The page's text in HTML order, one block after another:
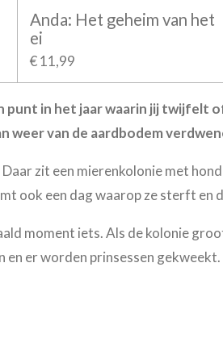
Anda: Het geheim van het
ei
€ 11,99
punt in het jaar waarin jij
weer van de aardbodem
zit een mierenkolonie met
ook een dag waarop ze sterft en
moment iets. Als de kolonie
en er worden prinsessen gekweekt.